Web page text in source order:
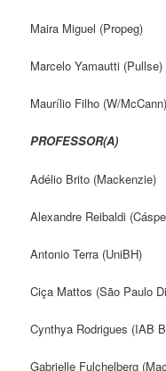
Maira Miguel (Propeg)
Marcelo Yamautti (Pullse)
Maurílio Filho (W/McCann)
PROFESSOR(A)
Adélio Brito (Mackenzie)
Alexandre Reibaldi
Antonio Terra (UniBH)
Ciça Mattos (São Paulo
Cynthya Rodrigues (IAB
Gabrielle Fulchelberg